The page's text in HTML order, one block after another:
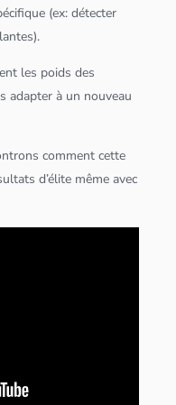
(ex: détecter
les poids des
adapter à un nouveau
comment cette
d’élite même avec